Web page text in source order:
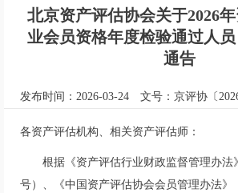
北京资产评估协会关于2026
业会员资格年度检验通过人
通告
发布时间：2026-03-24 文号：京评协〔
各资产评估机构、相关资产评估师：
根据《资产评估行业财政监督管理办法
号）、《中国资产评估协会会员管理办法》